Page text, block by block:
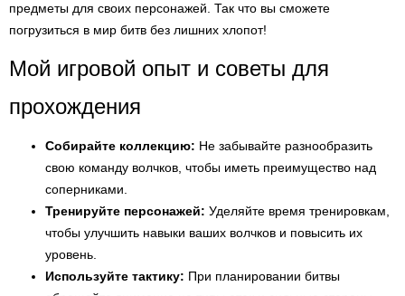
предметы для своих персонажей. Так что вы сможете
погрузиться в мир битв без лишних хлопот!
Мой игровой опыт и советы для
прохождения
Собирайте коллекцию: Не забывайте разнообразить
свою команду волчков, чтобы иметь преимущество над
соперниками.
Тренируйте персонажей: Уделяйте время тренировкам,
чтобы улучшить навыки ваших волчков и повысить их
уровень.
Используйте тактику: При планировании битвы